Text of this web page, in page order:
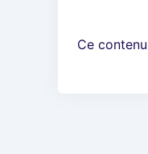
Ce